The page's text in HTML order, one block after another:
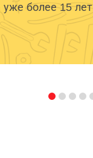
более 15 лет